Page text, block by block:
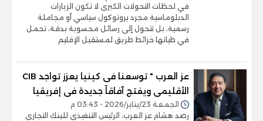
في لحظات التحولات الكبرى لا تكون الزيارات
الدبلوماسية مجرد بروتوكول سياسي أو مجاملة
رسمية، بل تتحول إلى رسائل محسوبة بدقة، تحمل
في طياتها خرائط طريق لمستقبل الإقليم
عز العرب " توسعنا فى كينيا يعزز تواجد CIB
الأقليمى ويفتج آفاقاً جديدة فى إفريقيا
الجمعة 23/يناير/2026 - 03:43 م
رصد هشام عز العرب، الرئيس التنفيذي للبنك التجاري